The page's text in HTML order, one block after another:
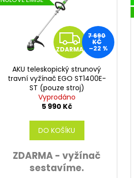
Z
D
A
M
A
ZDARMA
7 690
KČ
–22 %
AKU teleskopický strunový
travní vyžínač EGO ST1400E-
ST (pouze stroj)
Vyprodáno
5 990 Kč
DO KOŠÍKU
ZDARMA - vyžínač
sestavíme.